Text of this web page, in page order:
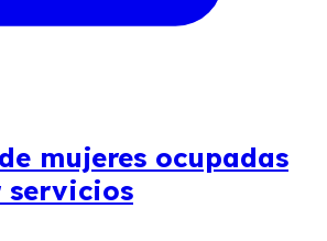
mujeres ocupadas
servicios